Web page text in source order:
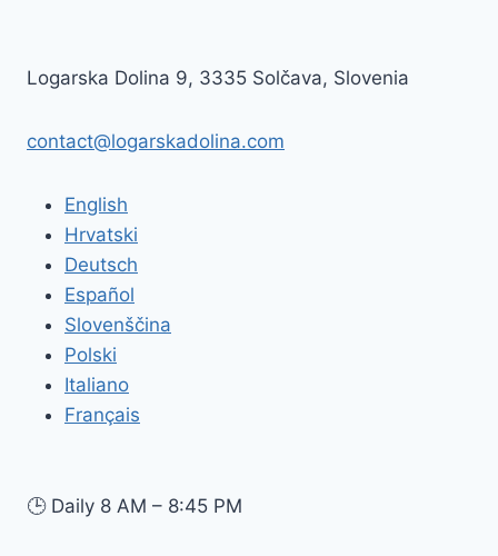
Logarska Dolina 9, 3335 Solčava, Slovenia
contact@logarskadolina.com
English
Hrvatski
Deutsch
Español
Slovenščina
Polski
Italiano
Français
🕒 Daily 8 AM – 8:45 PM